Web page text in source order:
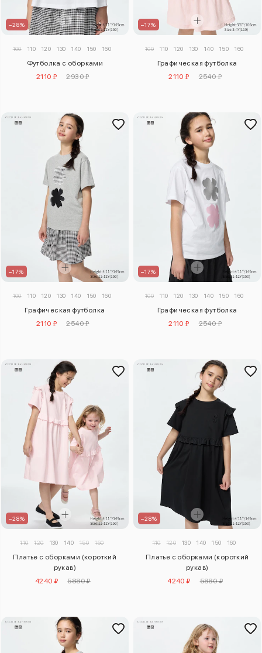
–28%
100 110 120 130 140 150 160
Футболка с оборками
2110 ₽
2930 ₽
–17%
100 110 120 130 140 150 160
Графическая футболка
2110 ₽
2540 ₽
–17%
100 110 120 130 140 150 160
Графическая футболка
2110 ₽
2540 ₽
–17%
100 110 120 130 140 150 160
Графическая футболка
2110 ₽
2540 ₽
–28%
110 120 130 140 150 160
Платье с оборками (короткий
рукав)
4240 ₽
5880 ₽
–28%
110 120 130 140 150 160
Платье с оборками (короткий
рукав)
4240 ₽
5880 ₽